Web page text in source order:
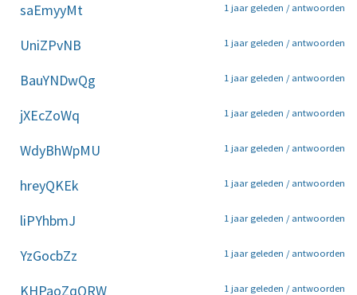
saEmyyMt 1 jaar geleden / antwoorden
UniZPvNB 1 jaar geleden / antwoorden
BauYNDwQg 1 jaar geleden / antwoorden
jXEcZoWq 1 jaar geleden / antwoorden
WdyBhWpMU 1 jaar geleden / antwoorden
hreyQKEk 1 jaar geleden / antwoorden
liPYhbmJ 1 jaar geleden / antwoorden
YzGocbZz 1 jaar geleden / antwoorden
KHPaoZqQRW 1 jaar geleden / antwoorden